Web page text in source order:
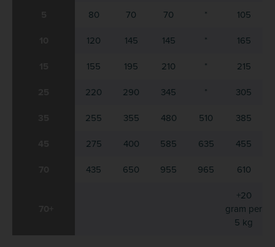
80 70 70 * 105
120 145 145 * 165
155 195 210 * 215
220 290 345 * 305
255 355 480 510 385
275 400 585 635 455
435 650 955 965 610
+20
gram per
5 kg